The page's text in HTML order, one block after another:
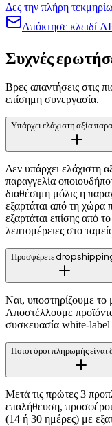
Δες την πλήρη
Απόκτησε κλειδί
Συχνές
Βρες απαντήσεις στις
επίσημη συνεργασία.
Υπάρχει ελάχιστη αξία
Δεν υπάρχει ελάχιστη
παραγγελία
διαθέσιμη μόλις η
εξαρτάται από τη χώρα
εξαρτάται επίσης από
λεπτομέρειες στο
Προσφέρετε
Ναι, υποστηρίζουμε
Αποστέλλουμε
συσκευασία white-label
Ποιοι όροι πληρωμής είναι
Μετά τις πρώτες 3
επαλήθευση,
(14 ή 30 ημέρες) με